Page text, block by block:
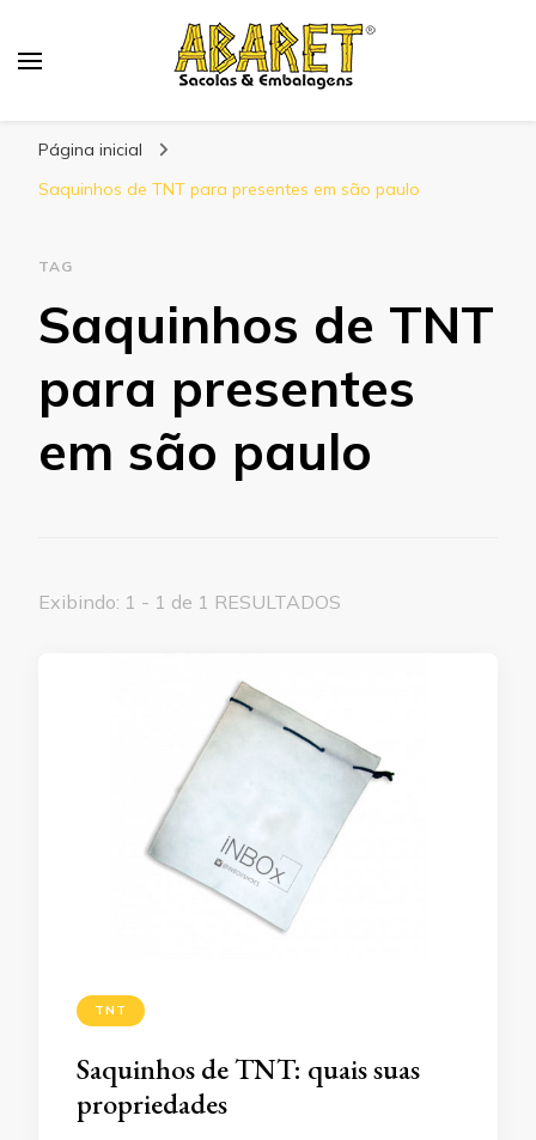
Página inicial
Saquinhos de TNT para presentes em são paulo
TAG
Saquinhos de TNT
para presentes
em são paulo
Exibindo: 1 - 1 de 1 RESULTADOS
TNT
Saquinhos de TNT: quais suas
propriedades